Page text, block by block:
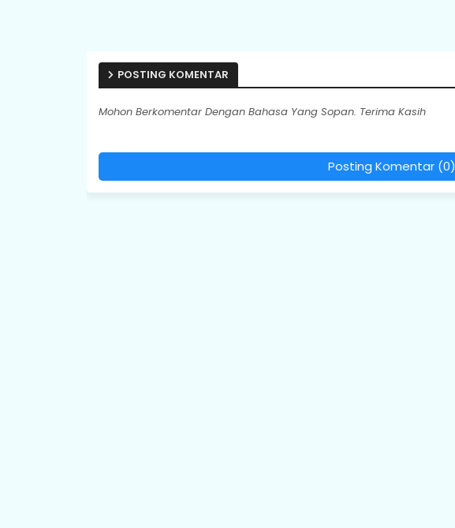
POSTING KOMENTAR
Mohon Berkomentar Dengan Bahasa Yang Sopan. Terima Kasih
Posting Komentar (0)